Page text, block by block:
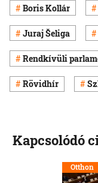
Boris Kollár
Juraj Šeliga
Rendkívüli
Rövidhír
Kapcsolódó
Otthon